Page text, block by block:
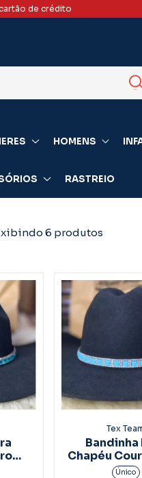
cartão de crédito
HOMENS
RASTREIO
6 produtos
Tex
Bandinha
Chapéu
Strass
Único